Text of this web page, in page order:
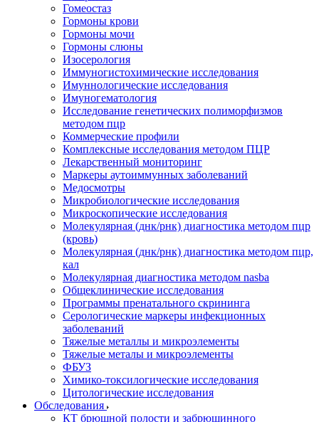
Гомеостаз
Гормоны крови
Гормоны мочи
Гормоны слюны
Изосерология
Иммуногистохимические исследования
Имуннологические исследования
Имуногематология
Исследование генетических полиморфизмов
методом пцр
Коммерческие профили
Комплексные исследования методом ПЦР
Лекарственный мониторинг
Маркеры аутоиммунных заболеваний
Медосмотры
Микробиологические исследования
Микроскопические исследования
Молекулярная (днк/рнк) диагностика методом пцр
(кровь)
Молекулярная (днк/рнк) диагностика методом пцр,
кал
Молекулярная диагностика методом nasba
Общеклинические исследования
Программы пренатального скрининга
Серологические маркеры инфекционных
заболеваний
Тяжелые металлы и микроэлементы
Тяжелые металы и микроэлементы
ФБУЗ
Химико-токсилогические исследования
Цитологические исследования
Обследования
КТ брюшной полости и забрюшинного